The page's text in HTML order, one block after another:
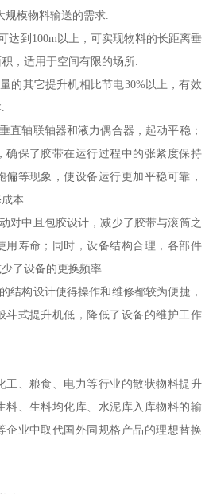
规模物料输送的需求.
到100m以上，可实现物料的长距离垂
，适用于空间有限的场所.
的其它提升机相比节电30%以上，有效
直轴联轴器和液力偶合器，起动平稳；
确保了胶带在运行过程中的张紧度保持
等现象，使设备运行更加平稳可靠，
本.
对中且包胶设计，减少了胶带与滚筒之
用寿命；同时，设备结构合理，各部件
了设备的更换频率.
结构设计使得操作和维修都较为便捷，
斗式提升机低，降低了设备的维护工作
工、粮食、电力等行业的散状物料提升
料、生料均化库、水泥库入库物料的输
企业中取代国外同规格产品的理想替换